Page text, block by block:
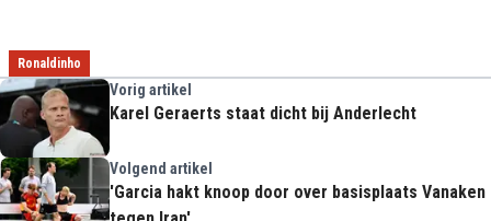
Ronaldinho
Vorig artikel
Karel Geraerts staat dicht bij Anderlecht
Volgend artikel
'Garcia hakt knoop door over basisplaats Vanaken